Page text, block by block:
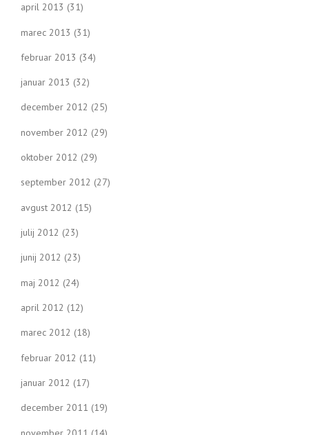
april 2013 (31)
marec 2013 (31)
februar 2013 (34)
januar 2013 (32)
december 2012 (25)
november 2012 (29)
oktober 2012 (29)
september 2012 (27)
avgust 2012 (15)
julij 2012 (23)
junij 2012 (23)
maj 2012 (24)
april 2012 (12)
marec 2012 (18)
februar 2012 (11)
januar 2012 (17)
december 2011 (19)